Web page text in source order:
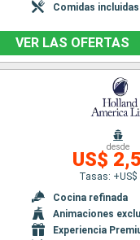
Comidas incluidas
VER LAS OFERTAS
desde
US$
Tasas: +US$
Cocina refinada
Animaciones
Experiencia